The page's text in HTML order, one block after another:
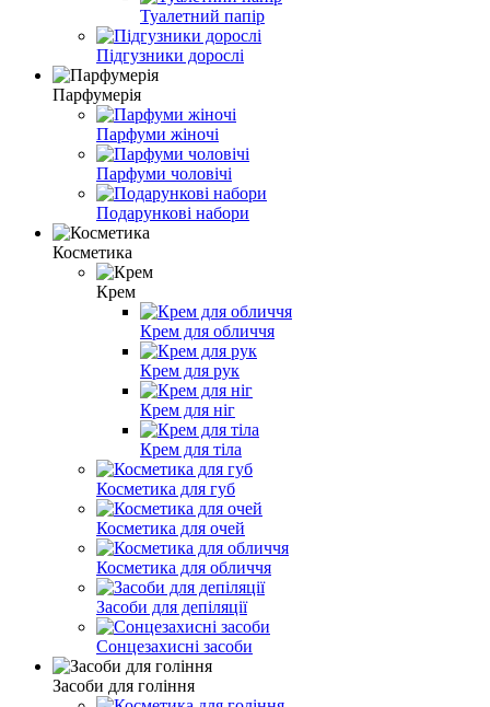
Туалетний папір
Підгузники дорослі
Парфумерія
Парфуми жіночі
Парфуми чоловічі
Подарункові набори
Косметика
Крем
Крем для обличчя
Крем для рук
Крем для ніг
Крем для тіла
Косметика для губ
Косметика для очей
Косметика для обличчя
Засоби для депіляції
Сонцезахисні засоби
Засоби для гоління